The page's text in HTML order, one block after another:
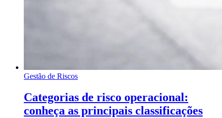
Gestão de Riscos
Categorias de risco operacional:
conheça as principais classificações